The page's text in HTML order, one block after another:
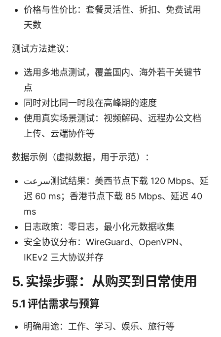
价格与性价比：套餐灵活性、折扣、免费试用
天数
测试方法建议：
选用多地点测试，覆盖国内、海外若干关键节
点
同时对比同一时段在高峰期的速度
使用真实场景测试：视频解码、远程办公文档
上传、云端协作等
数据示例（虚拟数据，用于示范）：
سرعت测试结果：美西节点下载 120 Mbps、延
迟 60 ms；香港节点下载 85 Mbps、延迟 40
ms
日志政策：零日志，最小化元数据收集
安全协议分布：WireGuard、OpenVPN、
IKEv2 三大协议并存
5. 实操步骤：从购买到日常使用
5.1 评估需求与预算
明确用途：工作、学习、娱乐、旅行等